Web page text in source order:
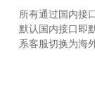
所有通过国内接
默认国内接口即
系客服切换为海